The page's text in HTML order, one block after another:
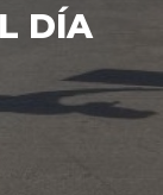
MES